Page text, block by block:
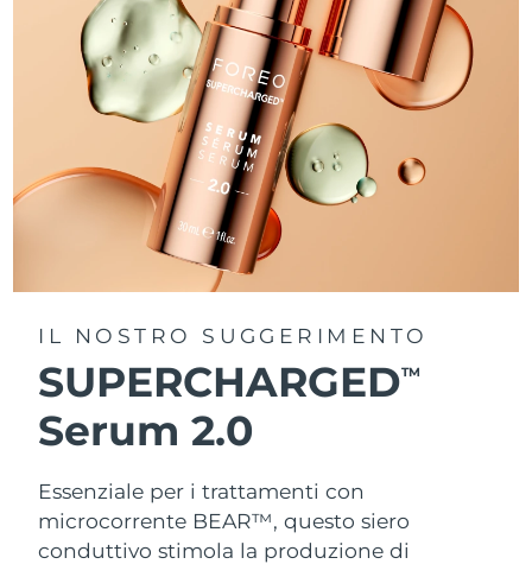
IL NOSTRO SUGGERIMENTO
SUPERCHARGEDTM
Serum 2.0
Essenziale per i trattamenti con
microcorrente BEAR™, questo siero
conduttivo stimola la produzione di